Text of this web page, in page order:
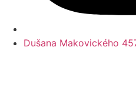
Dušana Makovického